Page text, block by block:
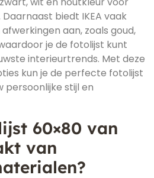
biedt IKEA vaak
aan, zoals goud,
je de fotolijst kunt
interieurtrends. Met deze
kun je de perfecte fotolijst
persoonlijke stijl en
60×80 van
van